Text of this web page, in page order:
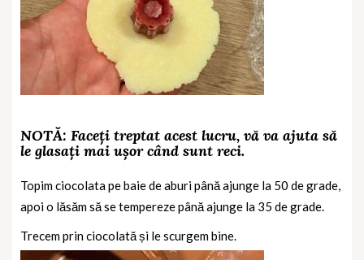
NOTĂ: Faceți treptat acest lucru, vă va ajuta să
le glasați mai ușor când sunt reci.
Topim ciocolata pe baie de aburi până ajunge la 50 de grade,
apoi o lăsăm să se tempereze până ajunge la 35 de grade.
Trecem prin ciocolată și le scurgem bine.